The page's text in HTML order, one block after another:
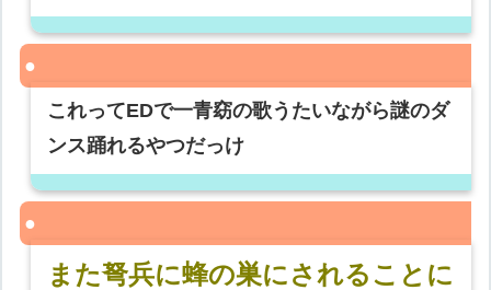
これってEDで一青窈の歌うたいながら謎のダ
ンス踊れるやつだっけ
また弩兵に蜂の巣にされることに